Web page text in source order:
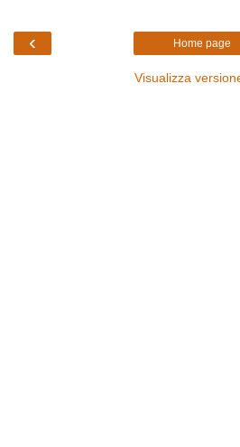
‹ Home page
Visualizza